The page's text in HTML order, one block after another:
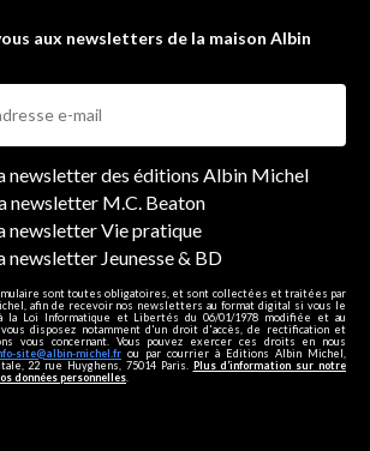
aux newsletters de la maison Albin
newsletter des éditions Albin Michel
newsletter M.C. Beaton
newsletter Vie pratique
newsletter Jeunesse & BD
sont toutes obligatoires, et sont collectées et traitées par
afin de recevoir nos newsletters au format digital si vous le
la Loi Informatique et Libertés du 06/01/1978 modifiée et au
vous disposez notamment d'un droit d'accès, de rectification et
vous concernant. Vous pouvez exercer ces droits en nous
site@albin-michel.fr ou par courrier à Editions Albin Michel,
22 rue Huyghens, 75014 Paris. Plus d’information sur notre
données personnelles